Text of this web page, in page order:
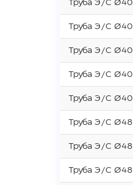
Труба Э/С Ø40
Труба Э/С Ø40
Труба Э/С Ø40
Труба Э/С Ø40
Труба Э/С Ø40
Труба Э/С Ø48
Труба Э/С Ø48
Труба Э/С Ø48